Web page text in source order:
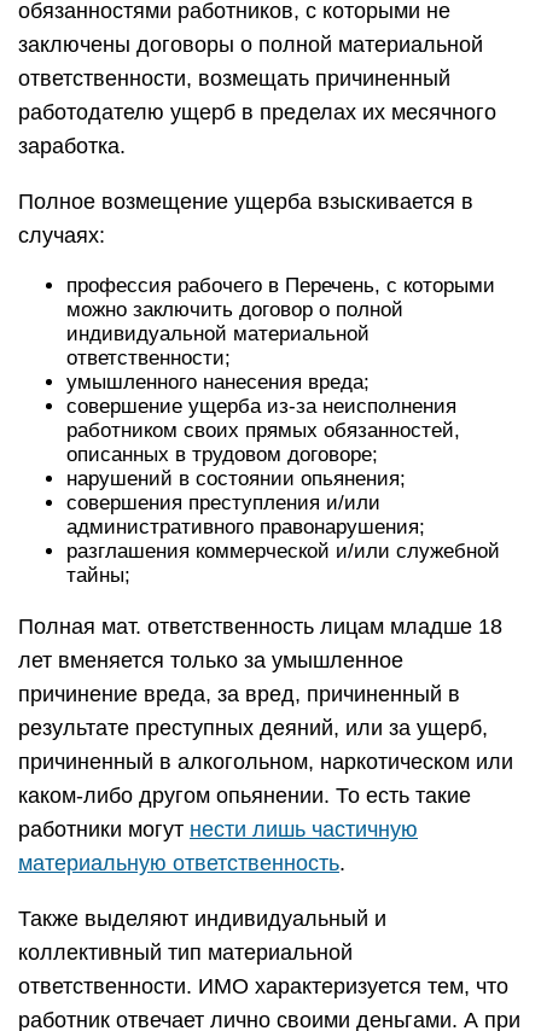
обязанностями работников, с которыми не
заключены договоры о полной материальной
ответственности, возмещать причиненный
работодателю ущерб в пределах их месячного
заработка.
Полное возмещение ущерба взыскивается в
случаях:
профессия рабочего в Перечень, с которыми
можно заключить договор о полной
индивидуальной материальной
ответственности;
умышленного нанесения вреда;
совершение ущерба из-за неисполнения
работником своих прямых обязанностей,
описанных в трудовом договоре;
нарушений в состоянии опьянения;
совершения преступления и/или
административного правонарушения;
разглашения коммерческой и/или служебной
тайны;
Полная мат. ответственность лицам младше 18
лет вменяется только за умышленное
причинение вреда, за вред, причиненный в
результате преступных деяний, или за ущерб,
причиненный в алкогольном, наркотическом или
каком-либо другом опьянении. То есть такие
работники могут нести лишь частичную
материальную ответственность.
Также выделяют индивидуальный и
коллективный тип материальной
ответственности. ИМО характеризуется тем, что
работник отвечает лично своими деньгами. А при